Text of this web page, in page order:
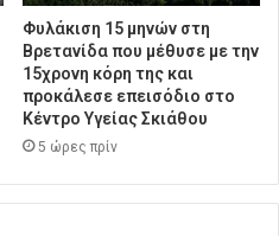
Φυλάκιση 15 μηνών στη
Βρετανίδα που μέθυσε με την
15χρονη κόρη της και
προκάλεσε επεισόδιο στο
Κέντρο Υγείας Σκιάθου
5 ώρες πρίν